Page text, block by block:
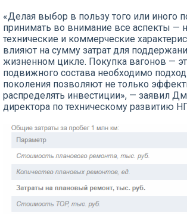
«Делая выбор в пользу того или иного
принимать во внимание все аспекты —
технические и коммерческие
влияют на сумму затрат для
жизненном цикле. Покупка вагонов —
подвижного состава необходимо
поколения позволяют не только
распределять инвестиции», — заявил
директора по техническому развитию